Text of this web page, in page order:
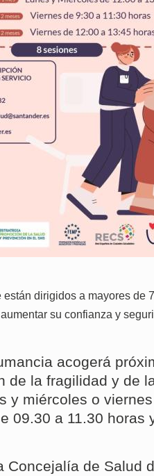
dirigidos a mayores de
su confianza y
acogerá
de la fragilidad y de
y miércoles o
09.30 a 11.30 horas
Concejalía de Salud